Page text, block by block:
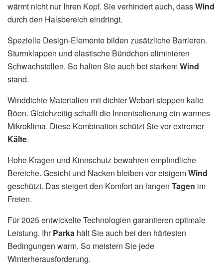
wärmt nicht nur Ihren Kopf. Sie verhindert auch, dassWind
durch den Halsbereich eindringt.
Spezielle Design-Elemente bilden zusätzliche Barrieren.
Sturmklappen und elastische Bündchen eliminieren
Schwachstellen. So halten Sie auch bei starkemWind
stand.
Winddichte Materialien mit dichter Webart stoppen kalte
Böen. Gleichzeitig schafft die Innenisolierung ein warmes
Mikroklima. Diese Kombination schützt Sie vor extremer
Kälte.
Hohe Kragen und Kinnschutz bewahren empfindliche
Bereiche. Gesicht und Nacken bleiben vor eisigemWind
geschützt. Das steigert den Komfort an langen Tagen im
Freien.
Für 2025 entwickelte Technologien garantieren optimale
Leistung. IhrParka hält Sie auch bei den härtesten
Bedingungen warm. So meistern Sie jede
Winterherausforderung.